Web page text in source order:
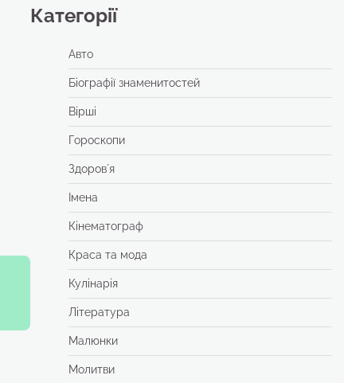
Категорії
Авто
Біографії знаменитостей
Вірші
Гороскопи
Здоровʼя
Імена
Кінематограф
Краса та мода
Кулінарія
Література
Малюнки
Молитви